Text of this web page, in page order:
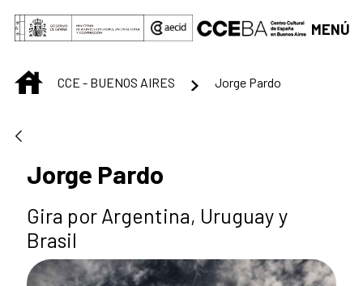
Saltar al contenido principal
MENÚ
INICIOCCE - BUENOS AIRES Jorge Pardo
Jorge Pardo
Gira por Argentina, Uruguay y
Brasil